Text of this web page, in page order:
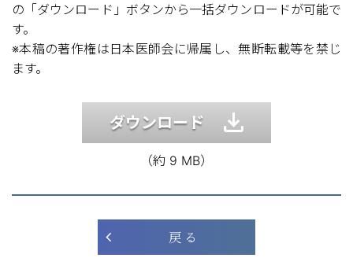
の「ダウンロード」ボタンから一括ダウンロードが可能で
す。
※本稿の著作権は日本医師会に帰属し、無断転載等を禁じ
ます。
ダウンロード
（約 9 MB）
戻 る